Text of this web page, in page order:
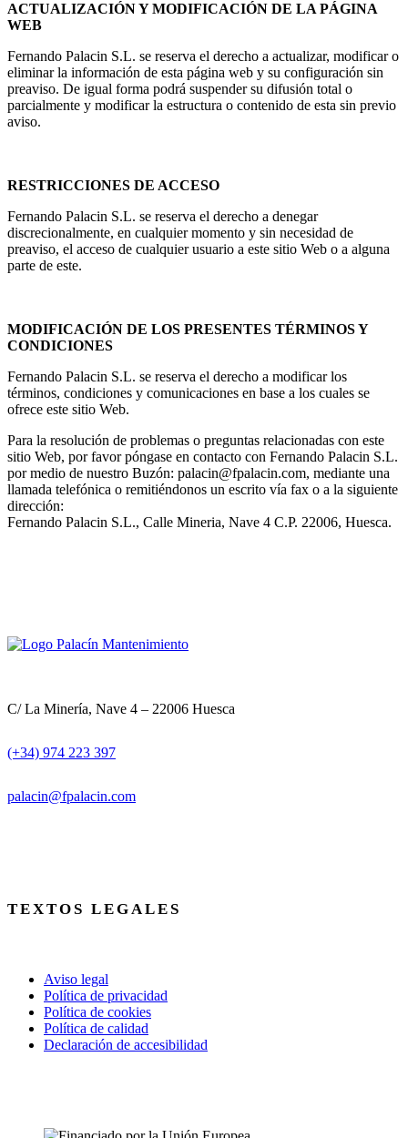
ACTUALIZACIÓN Y MODIFICACIÓN DE LA PÁGINA
WEB
Fernando Palacin S.L. se reserva el derecho a actualizar, modificar o
eliminar la información de esta página web y su configuración sin
preaviso. De igual forma podrá suspender su difusión total o
parcialmente y modificar la estructura o contenido de esta sin previo
aviso.
RESTRICCIONES DE ACCESO
Fernando Palacin S.L. se reserva el derecho a denegar
discrecionalmente, en cualquier momento y sin necesidad de
preaviso, el acceso de cualquier usuario a este sitio Web o a alguna
parte de este.
MODIFICACIÓN DE LOS PRESENTES TÉRMINOS Y
CONDICIONES
Fernando Palacin S.L. se reserva el derecho a modificar los
términos, condiciones y comunicaciones en base a los cuales se
ofrece este sitio Web.
Para la resolución de problemas o preguntas relacionadas con este
sitio Web, por favor póngase en contacto con Fernando Palacin S.L.
por medio de nuestro Buzón: palacin@fpalacin.com, mediante una
llamada telefónica o remitiéndonos un escrito vía fax o a la siguiente
dirección:
Fernando Palacin S.L., Calle Mineria, Nave 4 C.P. 22006, Huesca.
C/ La Minería, Nave 4 – 22006 Huesca
(+34) 974 223 397
palacin@fpalacin.com
TEXTOS LEGALES
Aviso legal
Política de privacidad
Política de cookies
Política de calidad
Declaración de accesibilidad